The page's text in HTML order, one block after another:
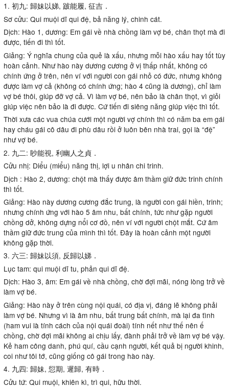
1. 初九: 歸妹以娣, 跛能履, 征吉．
Sơ cửu: Qui muội dĩ qui đệ, bả năng lý, chinh cát.
Dịch: Hào 1, dương: Em gái về nhà chồng làm vợ bé, chân thọt mà đi
được, tiến đi thì tốt.
Giảng: Ý nghĩa chung của quẻ là xấu, nhưng mỗi hào xấu hay tốt tùy
hoàn cảnh. Như hào này dương cương ở vị thấp nhất, không có
chính ứng ở trên, nên ví với người con gái nhỏ có đức, nhưng không
được làm vợ cả (không có chính ứng; hào 4 cũng là dương), chỉ làm
vợ bé thôi, giúp đỡ vợ cả. Vì làm vợ bé, nên bảo là chân thọt, vì giỏi
giúp việc nên bảo là đi được. Cứ tiến đi siêng năng giúp việc thì tốt.
Thời xưa các vua chúa cưới một người vợ chính thì có năm ba em gái
hay cháu gái cô dâu đi phù dâu rồi ở luôn bên nhà trai, gọi là “đệ”
như vợ bé.
2. 九二: 眇能視, 利幽人之貞．
Cửu nhị: Diểu (miểu) năng thị, lợi u nhân chi trinh.
Dịch : Hào 2, dương: chột mà thấy được âm thầm giữ đức trinh chính
thì tốt.
Giảng: Hào này dương cương đắc trung, là người con gái hiền, trinh;
nhưng chính ứng với hào 5 âm nhu, bất chính, tức như gặp người
chồng dở, không dựng nổi cơ đồ, nên ví với người chột mắt. Cứ âm
thầm giữ đức trung của mình thì tốt. Đây là hoàn cảnh một người
không gặp thời.
3. 六三: 歸妹以須, 反歸以娣．
Lục tam: qui muội dĩ tu, phản qui dĩ đệ.
Dịch: Hào 3, âm: Em gái về nhà chồng, chờ đợi mãi, nóng lòng trở về
làm vợ bé.
Giảng: Hào này ở trên cùng nội quái, có địa vị, đáng lẽ không phải
làm vợ bé. Nhưng vì là âm nhu, bất trung bất chính, mà lại đa tình
(ham vui là tính cách của nội quái đoài) tính nết như thế nên ế
chồng, chờ đợi mãi không ai chịu lấy, đành phải trở về làm vợ bé vậy.
Kẻ ham công danh, phú quí, cầu cạnh người, kết quả bị người khinh,
coi như tôi tớ, cũng giống cô gái trong hào này.
4. 九四: 歸妹, 愆期, 遲歸, 有時．
Cửu tứ: Qui muội, khiên kì, trì qui, hữu thời.